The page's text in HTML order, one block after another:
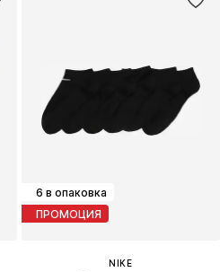
6 в опаковка
ПРОМОЦИЯ
NIKE